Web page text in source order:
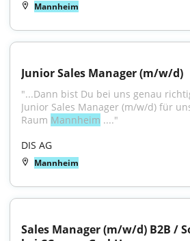
Mannheim
Junior Sales Manager (m/w/d)
"...Dann bist Du bei uns genau
Junior Sales Manager (m/w/d) für
Raum Mannheim ...."
DIS AG
Mannheim
Sales Manager (m/w/d) B2B /